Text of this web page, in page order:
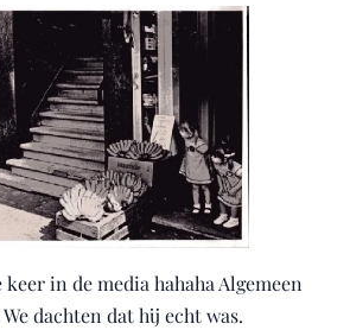
in de media hahaha Algemeen
dachten dat hij echt was.